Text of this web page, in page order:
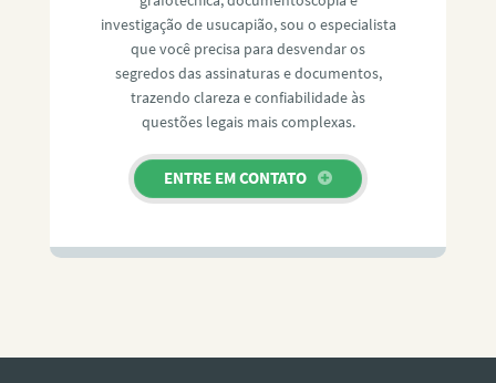
investigação de usucapião, sou o especialista
que você precisa para desvendar os
segredos das assinaturas e documentos,
trazendo clareza e confiabilidade às
questões legais mais complexas.
ENTRE EM CONTATO